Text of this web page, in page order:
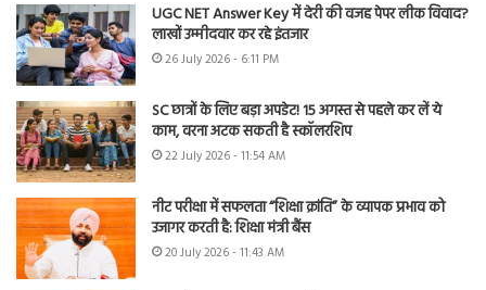
UGC NET Answer Key में देरी की वजह पेपर लीक विवाद?
लाखों उम्मीदवार कर रहे इंतजार
26 July 2026 - 6:11 PM
SC छात्रों के लिए बड़ा अपडेट! 15 अगस्त से पहले कर लें ये
काम, वरना अटक सकती है स्कॉलरशिप
22 July 2026 - 11:54 AM
नीट परीक्षा में सफलता “शिक्षा क्रांति” के व्यापक प्रभाव को
उजागर करती है: शिक्षा मंत्री बैंस
20 July 2026 - 11:43 AM